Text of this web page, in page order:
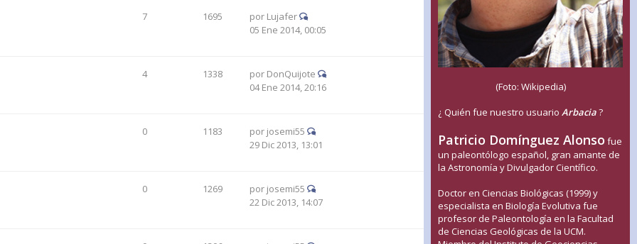
7 1695 por Lujafer
05 Ene 2014, 00:05
4 1338 por DonQuijote
04 Ene 2014, 20:16
0 1183 por josemi55
29 Dic 2013, 13:01
0 1269 por josemi55
22 Dic 2013, 14:07
(Foto: Wikipedia)
¿ Quién fue nuestro usuario Arbacia?
Patricio Domínguez Alonso fue
un paleontólogo español, gran amante de
la Astronomía y Divulgador Científico.
Doctor en Ciencias Biológicas (1999) y
especialista en Biología Evolutiva fue
profesor de Paleontología en la Facultad
de Ciencias Geológicas de la UCM.